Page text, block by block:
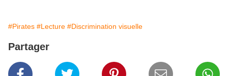
#Pirates #Lecture #Discrimination visuelle
Partager